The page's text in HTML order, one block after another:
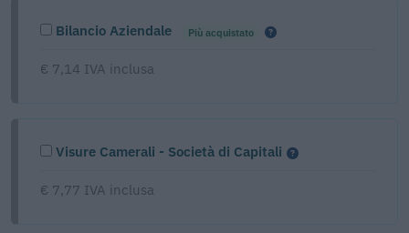
Bilancio Aziendale Più acquistato
€ 7,14 IVA inclusa
Visure Camerali - Società di Capitali
€ 7,77 IVA inclusa